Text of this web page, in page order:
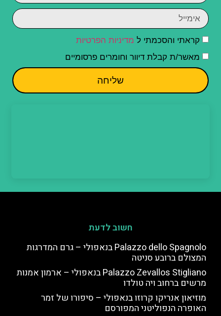
קראתי והסכמתי ל מדיניות הפרטיות
מאשר/ת קבלת דיוור וחומרים פרסומיים
שליחה
חשוב לדעת
Palazzo dello Spagnolo בנאפולי – גרם המדרגות
המצולם ברובע סניטה
Palazzo Zevallos Stigliano בנאפולי – ארמון אמנות
מרשים ברחוב ויה טולדו
מוזיאון אנריקו קרוזו בנאפולי – סיפורו של זמר
האופרה הנפוליטני המפורסם